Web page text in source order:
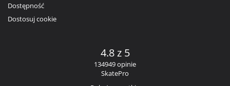
Dostępność
Dostosuj cookie
4.8 z 5
134949 opinie
SkatePro